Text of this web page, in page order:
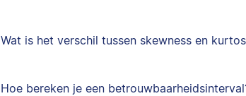
Wat is het verschil tussen skewness en
Hoe bereken je een